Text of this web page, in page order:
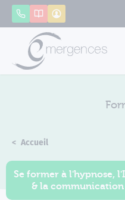
AppelerCatalogue
Accueil
Se former à l'hypnose,
& la communication
Panneau de gestion des